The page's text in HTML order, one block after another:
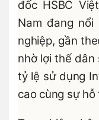
đốc HSBC
Nam đang
nghiệp, gần
nhờ lợi thế dân
tỷ lệ sử dụng
cao cùng sự